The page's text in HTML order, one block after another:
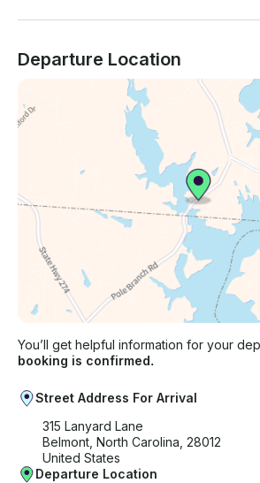
Departure Location
You’ll get helpful information for your
booking is confirmed.
Street Address For Arrival
315 Lanyard Lane
Belmont, North Carolina, 28012
United States
Departure Location